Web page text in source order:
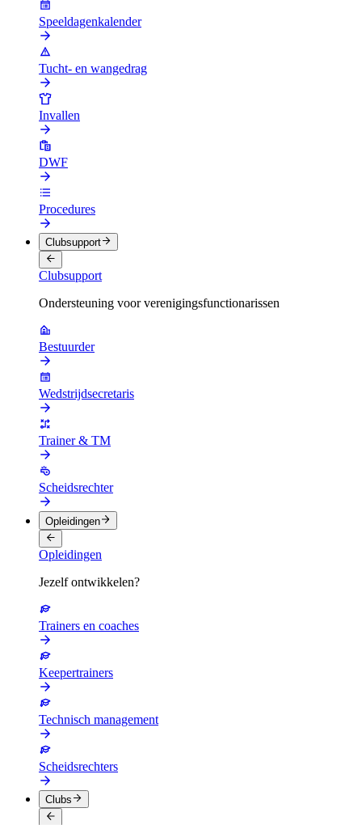
Speeldagenkalender
Tucht- en wangedrag
Invallen
DWF
Procedures
Clubsupport
Clubsupport
Ondersteuning voor verenigingsfunctionarissen
Bestuurder
Wedstrijdsecretaris
Trainer & TM
Scheidsrechter
Opleidingen
Opleidingen
Jezelf ontwikkelen?
Trainers en coaches
Keepertrainers
Technisch management
Scheidsrechters
Clubs